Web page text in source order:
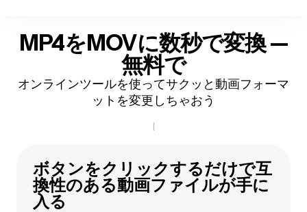
MP4をMOVに数秒で変換 —
無料で
オンラインツールを使ってサクッと動画フォーマ
ットを変更しちゃおう
ボタンをクリックするだけで互
換性のある動画ファイルが手に
入る